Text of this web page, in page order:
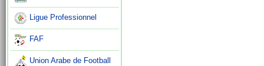
Ligue Professionnel
FAF
Union Arabe de Football